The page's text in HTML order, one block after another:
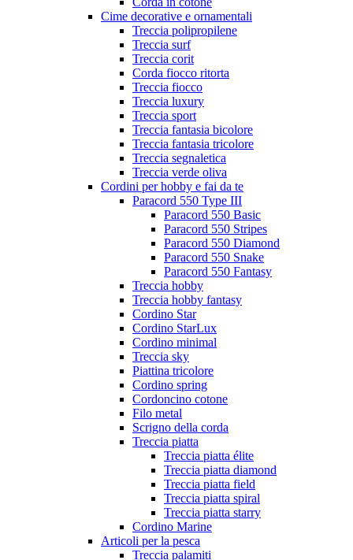
Cime decorative e ornamentali
Treccia polipropilene
Treccia surf
Treccia corit
Corda fiocco ritorta
Treccia fiocco
Treccia luxury
Treccia sport
Treccia fantasia bicolore
Treccia fantasia tricolore
Treccia segnaletica
Treccia verde oliva
Cordini per hobby e fai da te
Paracord 550 Type III
Paracord 550 Basic
Paracord 550 Stripes
Paracord 550 Diamond
Paracord 550 Snake
Paracord 550 Fantasy
Treccia hobby
Treccia hobby fantasy
Cordino Star
Cordino StarLux
Cordino minimal
Treccia sky
Piattina tricolore
Cordino spring
Cordoncino cotone
Filo metal
Scrigno della corda
Treccia piatta
Treccia piatta élite
Treccia piatta diamond
Treccia piatta field
Treccia piatta spiral
Treccia piatta starry
Cordino Marine
Articoli per la pesca
Treccia palamiti